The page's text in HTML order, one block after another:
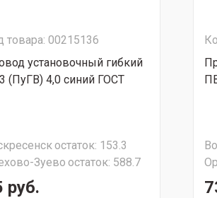
товара: 00215136
установочный гибкий
(ПуГВ) 4,0 синий ГОСТ
остаток: 153.3
Зуево остаток: 588.7
руб.